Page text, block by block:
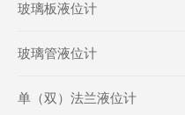
玻璃板液位计
玻璃管液位计
单（双）法兰液位计